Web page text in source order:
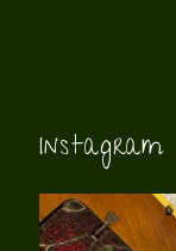
Instagram